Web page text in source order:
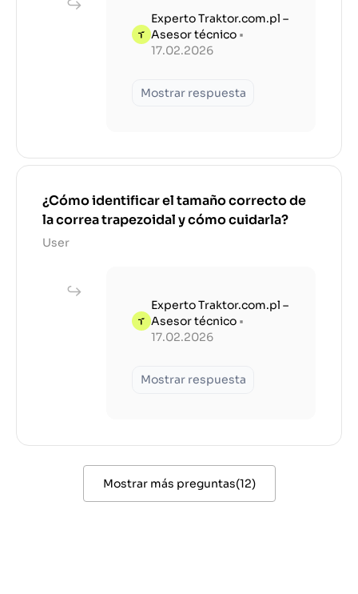
Experto Traktor.com.pl –
Asesor técnico •
17.02.2026
Mostrar respuesta
¿Cómo identificar el tamaño correcto de
la correa trapezoidal y cómo cuidarla?
User
Experto Traktor.com.pl –
Asesor técnico •
17.02.2026
Mostrar respuesta
Mostrar más preguntas(12)